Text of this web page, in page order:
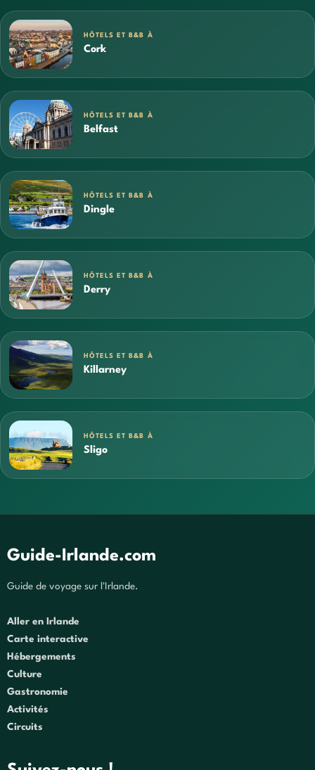
HÔTELS ET B&B À
Cork
HÔTELS ET B&B À
Belfast
HÔTELS ET B&B À
Dingle
HÔTELS ET B&B À
Derry
HÔTELS ET B&B À
Killarney
HÔTELS ET B&B À
Sligo
Guide-Irlande.com
Guide de voyage sur l'Irlande.
Aller en Irlande
Carte interactive
Hébergements
Culture
Gastronomie
Activités
Circuits